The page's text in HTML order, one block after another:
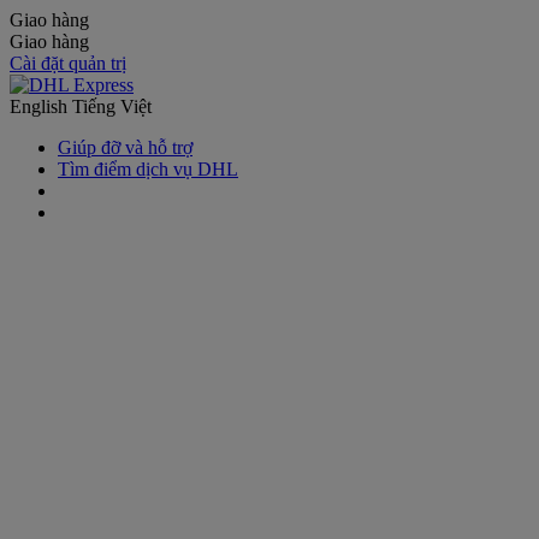
Giao hàng
Giao hàng
Cài đặt quản trị
English Tiếng Việt
Giúp đỡ và hỗ trợ
Tìm điểm dịch vụ DHL